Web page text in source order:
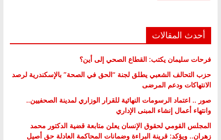
أحدث المقالات
فرحات سليمان يكتب: القطاع الصحي إلى أين؟
حزب التحالف الشعبي يطلق لجنة “الحق في الصحة” بالإسكندرية لرصد
الانتهاكات ودعم المرضى
صور .. اعتماد الرسومات النهائية للقرار الوزاري لمدينة الصحفيين..
وانتهاء أعمال إنشاء المبنى الإداري
المجلس القومي لحقوق الإنسان يعلن متابعة قضية الدكتور محمد
زهران.. ويؤكد: قرينة البراءة وضمانات المحاكمة العادلة حق أصيل